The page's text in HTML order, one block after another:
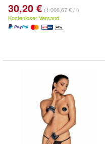
30,20 € (1.006,67 € / l)
Kostenloser Versand